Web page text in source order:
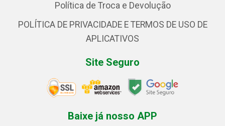
Política de Troca e Devolução
POLÍTICA DE PRIVACIDADE E TERMOS DE USO DE
APLICATIVOS
Site Seguro
Baixe já nosso APP